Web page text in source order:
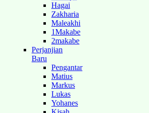
Hagai
Zakharia
Maleakhi
1Makabe
2makabe
Perjanjian
Baru
Pengantar
Matius
Markus
Lukas
Yohanes